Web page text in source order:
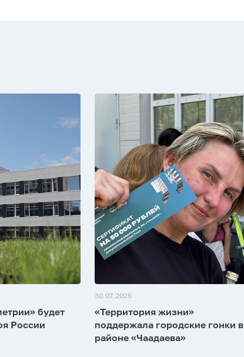
будет
России
30.07.2026
«Территория жизни»
поддержала городские гонки в
районе «Чаадаева»